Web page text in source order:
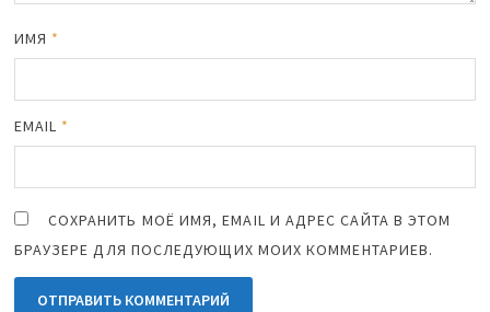
ИМЯ *
EMAIL *
СОХРАНИТЬ МОЁ ИМЯ, EMAIL И АДРЕС САЙТА В ЭТОМ
БРАУЗЕРЕ ДЛЯ ПОСЛЕДУЮЩИХ МОИХ КОММЕНТАРИЕВ.